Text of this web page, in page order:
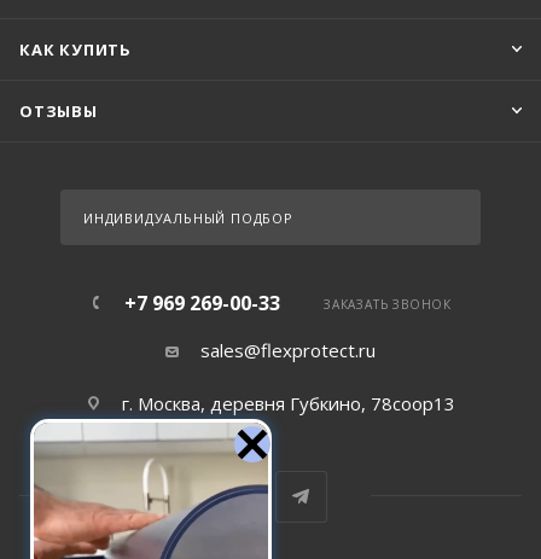
КАК КУПИТЬ
ОТЗЫВЫ
ИНДИВИДУАЛЬНЫЙ ПОДБОР
+7 969 269-00-33 ЗАКАЗАТЬ ЗВОНОК
sales@flexprotect.ru
г. Москва, деревня Губкино, 78соор13